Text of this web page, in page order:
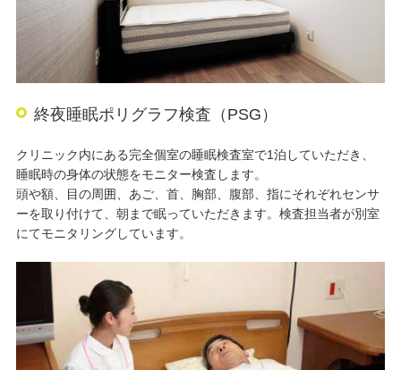
終夜睡眠ポリグラフ検査（PSG）
クリニック内にある完全個室の睡眠検査室で1泊していただき、
睡眠時の身体の状態をモニター検査します。
頭や額、目の周囲、あご、首、胸部、腹部、指にそれぞれセンサ
ーを取り付けて、朝まで眠っていただきます。検査担当者が別室
にてモニタリングしています。